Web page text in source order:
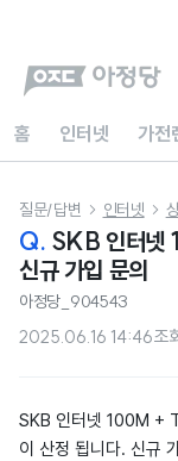
홈 인터넷 가전
질문/답변  인터넷 
Q. SKB 인터넷
신규 가입 문의
아정당_904543
2025.06.16 14:46조
SKB 인터넷 100M +
이 산정 됩니다. 신규